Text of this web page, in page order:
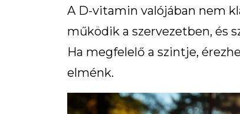
A D-vitamin valójában nem
működik a szervezetben, és
Ha megfelelő a szintje,
elménk.